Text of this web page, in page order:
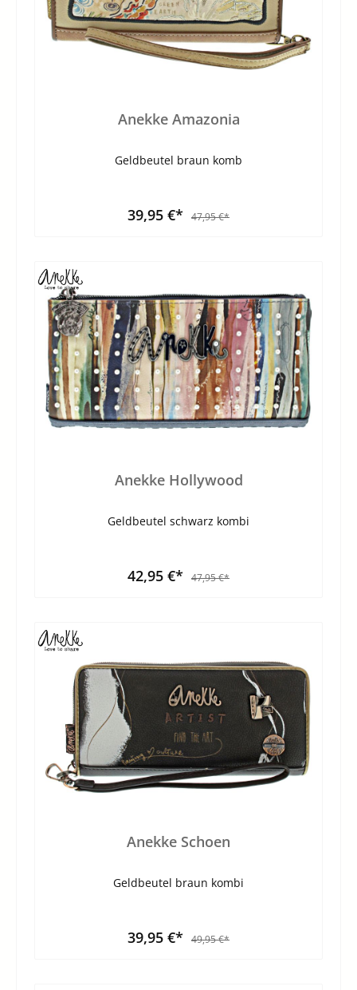
Anekke Amazonia
Geldbeutel braun komb
39,95 €* 47,95 €*
Anekke Hollywood
Geldbeutel schwarz kombi
42,95 €* 47,95 €*
Anekke Schoen
Geldbeutel braun kombi
39,95 €* 49,95 €*